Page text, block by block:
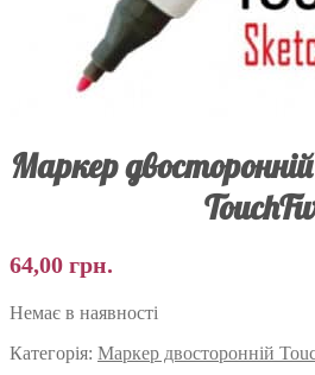
Маркер двосторонній
64,00 грн.
Немає в наявності
Категорія: Маркер двосторонній